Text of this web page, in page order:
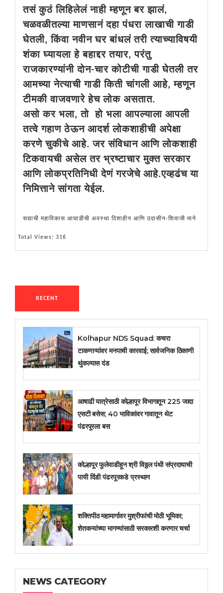
तसं कुठं लिहिलेलं नाही म्हणून बर झालं,
चळवळीतल्या माणसानं दहा पंधरा लाखाची गाडी
घेतली, किंवा नवीन घर बांधलं तरी त्याच्याविषयी
शंका घ्यायला हे बहाद्दर तयार, परंतु
राजकारण्यांनी दोन-चार कोटीची गाडी घेतली तर
आमच्या नेत्याची गाडी किती चांगली आहे, म्हणून
टीमकी वाजवणारे हेच लोक असतात.
असो कर भला, तो हो भला आपल्याला आपली
तत्वे गहाण ठेऊन आदर्श लोकशाहीची अपेक्षा
करणे चुकीचे आहे. जर संविधान आणि लोकशाही
टिकवायची असेल तर भ्रष्टाचार मुक्त सरकार
आणि लोकप्रतिनिधी देणं गरजेचे आहे.एव्हढंच या
निमित्ताने सांगता येईल.
सद्याची महाविकास आघाडीची अवस्था दिशाहीन आणि उदासीन-शिवाजी माने
Total Views: 316
RECENT
Kolhapur NDS Squad: कचरा
टाकणाऱ्यांवर मनपाची कारवाई; सार्वजनिक ठिकाणी
थुंकल्यास दंड
आषाढी यात्रेसाठी कोल्हापूर विभागातून 225 जादा
एसटी बसेस; 40 भाविकांवर गावातून थेट
पंढरपूरला बस
कोल्हापूर फुलेवाडीहून श्री विठ्ठल पंथी संप्रदायाची
पायी दिंडी पंढरपूरकडे प्रस्थान
शक्तिपीठ महामार्गावर मुश्रीफांची मोठी भूमिका;
शेतकऱ्यांच्या मागण्यांसाठी सरकारशी करणार चर्चा
NEWS CATEGORY